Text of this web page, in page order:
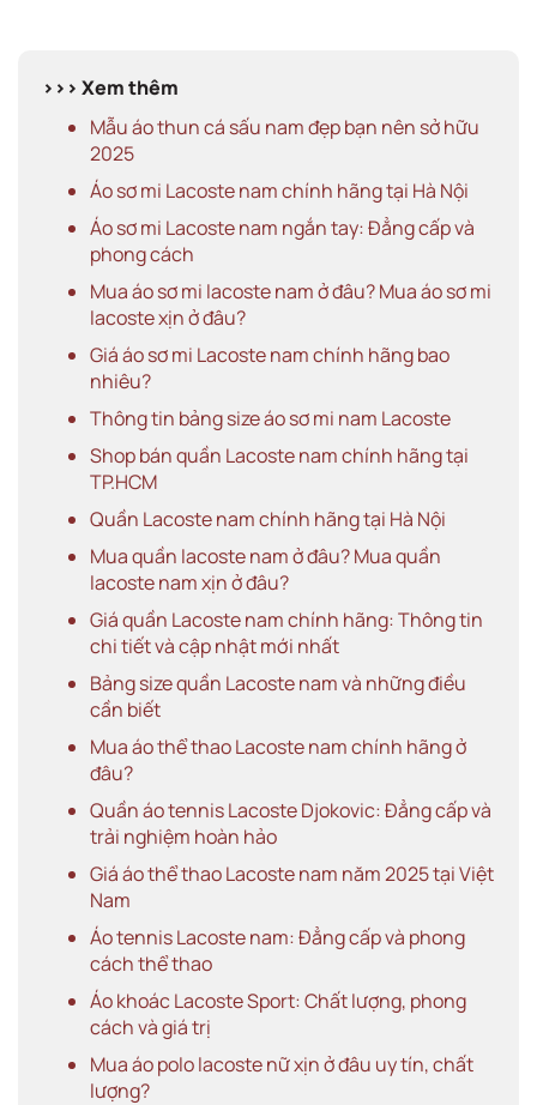
>>> Xem thêm
Mẫu áo thun cá sấu nam đẹp bạn nên sở hữu
2025
Áo sơ mi Lacoste nam chính hãng tại Hà Nội
Áo sơ mi Lacoste nam ngắn tay: Đẳng cấp và
phong cách
Mua áo sơ mi lacoste nam ở đâu? Mua áo sơ mi
lacoste xịn ở đâu?
Giá áo sơ mi Lacoste nam chính hãng bao
nhiêu?
Thông tin bảng size áo sơ mi nam Lacoste
Shop bán quần Lacoste nam chính hãng tại
TP.HCM
Quần Lacoste nam chính hãng tại Hà Nội
Mua quần lacoste nam ở đâu? Mua quần
lacoste nam xịn ở đâu?
Giá quần Lacoste nam chính hãng: Thông tin
chi tiết và cập nhật mới nhất
Bảng size quần Lacoste nam và những điều
cần biết
Mua áo thể thao Lacoste nam chính hãng ở
đâu?
Quần áo tennis Lacoste Djokovic: Đẳng cấp và
trải nghiệm hoàn hảo
Giá áo thể thao Lacoste nam năm 2025 tại Việt
Nam
Áo tennis Lacoste nam: Đẳng cấp và phong
cách thể thao
Áo khoác Lacoste Sport: Chất lượng, phong
cách và giá trị
Mua áo polo lacoste nữ xịn ở đâu uy tín, chất
lượng?